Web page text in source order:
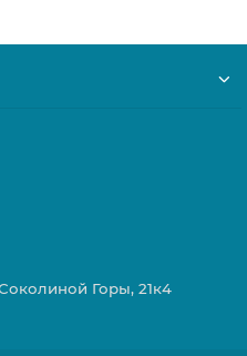
Горы, 21к4